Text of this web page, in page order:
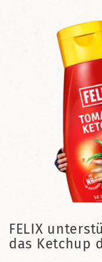
FELIX
das Ketchup